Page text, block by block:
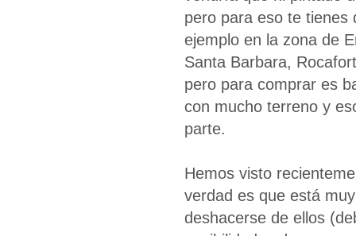
pero para eso te tienes
ejemplo en la zona de
Santa Barbara,
pero para comprar es
con mucho terreno y
parte.
Hemos visto
verdad es que está
deshacerse de ellos